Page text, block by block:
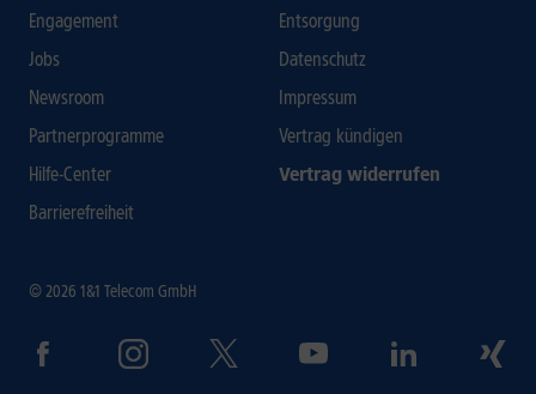
Engagement
Jobs
Newsroom
Partnerprogramme
Hilfe-Center
Barrierefreiheit
Entsorgung
Datenschutz
Impressum
Vertrag kündigen
Vertrag widerrufen
© 2026 1&1 Telecom GmbH